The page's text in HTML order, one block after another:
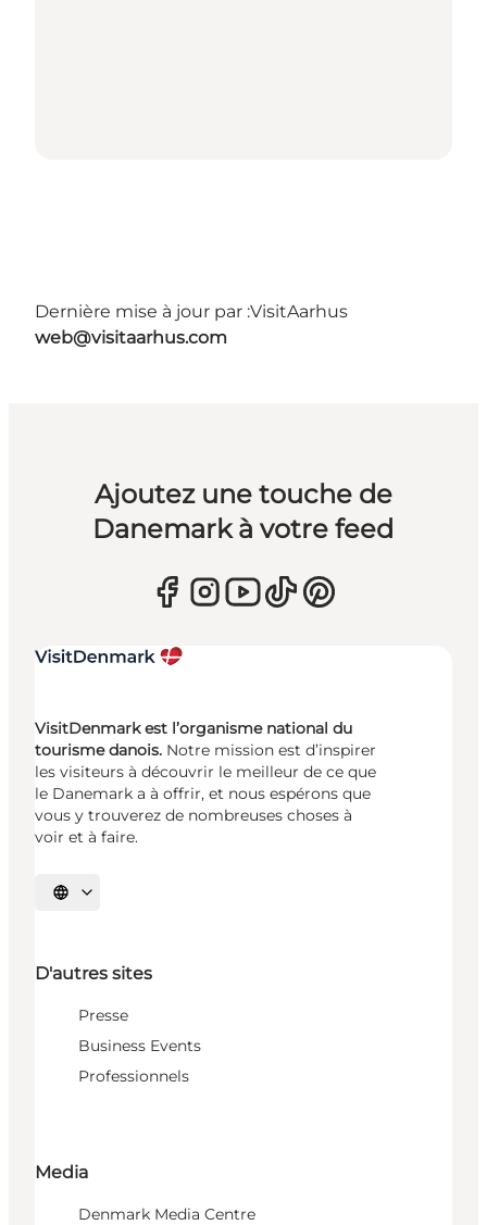
Dernière mise à jour par :VisitAarhus
web@visitaarhus.com
Ajoutez une touche de
Danemark à votre feed
VisitDenmark est l’organisme national du
tourisme danois. Notre mission est d’inspirer
les visiteurs à découvrir le meilleur de ce que
le Danemark a à offrir, et nous espérons que
vous y trouverez de nombreuses choses à
voir et à faire.
Choisissez la langue
D'autres sites
Presse
Business Events
Professionnels
Media
Denmark Media Centre